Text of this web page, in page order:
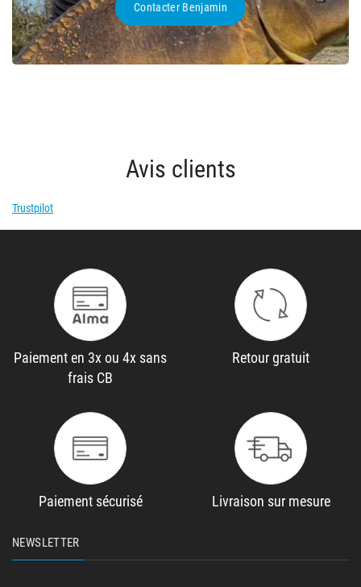
Contacter Benjamin
Avis clients
Trustpilot
Paiement en 3x ou 4x sans
frais CB
Retour gratuit
Paiement sécurisé Livraison sur mesure
NEWSLETTER